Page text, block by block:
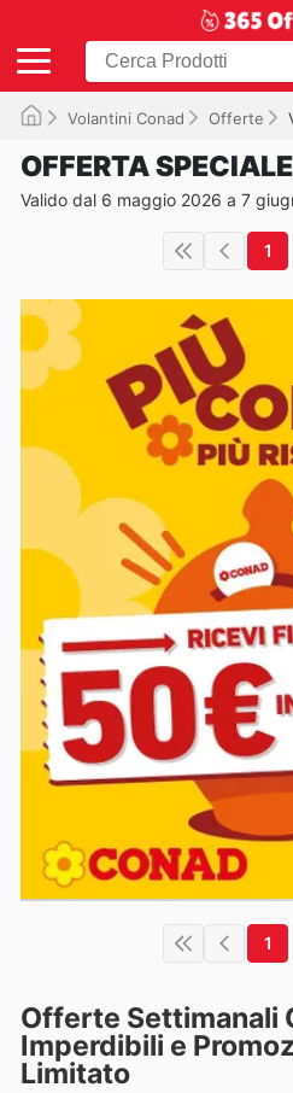
Volantini Conad Offerte
OFFERTA
Valido dal 6 maggio 2026 a 7
1
1
Offerte Settimanali
Imperdibili e
Limitato